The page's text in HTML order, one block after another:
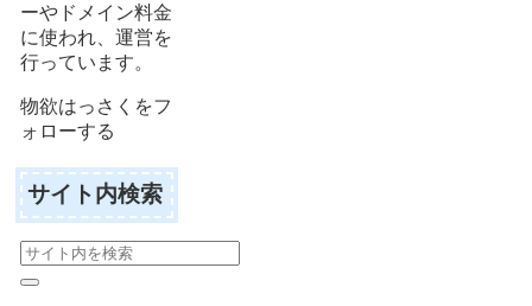
ーやドメイン料金
に使われ、運営を
行っています。
物欲はっさくをフ
ォローする
サイト内検索